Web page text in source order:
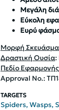
Μεγάλη
Εύκολη
Ευρύ
Μορφή
Δραστική Ουσία:
Πεδίο Εφαρμογής
Approval No.:
TARGETS
Spiders, Wasps,